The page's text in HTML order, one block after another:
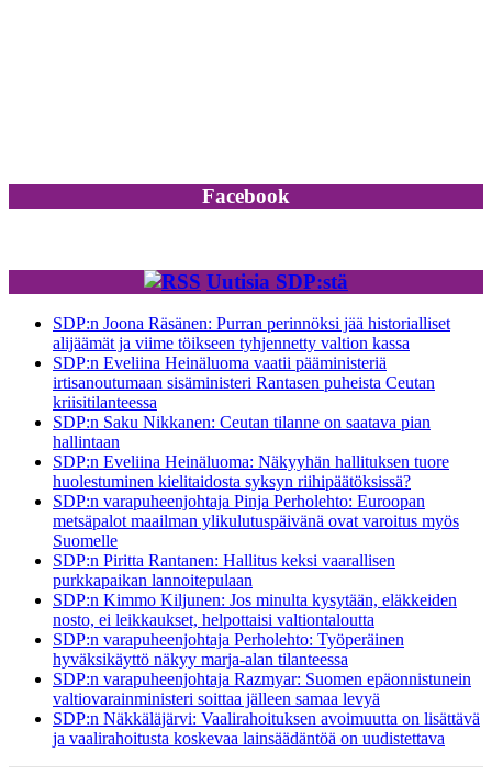
Facebook
Uutisia SDP:stä
SDP:n Joona Räsänen: Purran perinnöksi jää historialliset
alijäämät ja viime töikseen tyhjennetty valtion kassa
SDP:n Eveliina Heinäluoma vaatii pääministeriä
irtisanoutumaan sisäministeri Rantasen puheista Ceutan
kriisitilanteessa
SDP:n Saku Nikkanen: Ceutan tilanne on saatava pian
hallintaan
SDP:n Eveliina Heinäluoma: Näkyyhän hallituksen tuore
huolestuminen kielitaidosta syksyn riihipäätöksissä?
SDP:n varapuheenjohtaja Pinja Perholehto: Euroopan
metsäpalot maailman ylikulutuspäivänä ovat varoitus myös
Suomelle
SDP:n Piritta Rantanen: Hallitus keksi vaarallisen
purkkapaikan lannoitepulaan
SDP:n Kimmo Kiljunen: Jos minulta kysytään, eläkkeiden
nosto, ei leikkaukset, helpottaisi valtiontaloutta
SDP:n varapuheenjohtaja Perholehto: Työperäinen
hyväksikäyttö näkyy marja-alan tilanteessa
SDP:n varapuheenjohtaja Razmyar: Suomen epäonnistunein
valtiovarainministeri soittaa jälleen samaa levyä
SDP:n Näkkäläjärvi: Vaalirahoituksen avoimuutta on lisättävä
ja vaalirahoitusta koskevaa lainsäädäntöä on uudistettava